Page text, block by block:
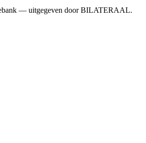
— uitgegeven door BILATERAAL.